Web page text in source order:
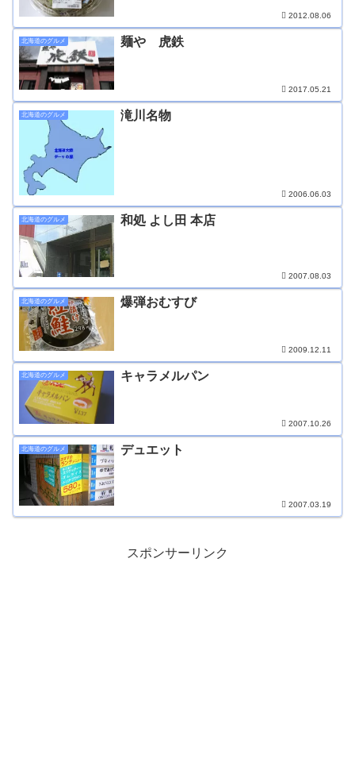
2012.08.06
北海道のグルメ 麺や 虎鉄
2017.05.21
北海道のグルメ 滝川名物
2006.06.03
北海道のグルメ 和処 よし田 本店
2007.08.03
北海道のグルメ 爆弾おむすび
2009.12.11
北海道のグルメ キャラメルパン
2007.10.26
北海道のグルメ デュエット
2007.03.19
スポンサーリンク